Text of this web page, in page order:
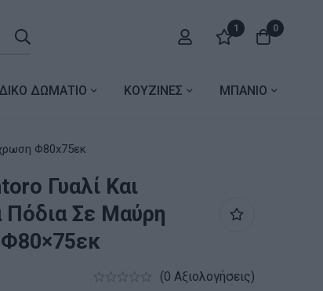
1 0
ΔΩΜΑΤΙΟ ΚΟΥΖΙΝΕΣ ΜΠΑΝΙΟ
απόχρωση Φ80x75εκ
Γυαλί Και
Πόδια Σε Μαύρη
(0 Αξιολογήσεις)